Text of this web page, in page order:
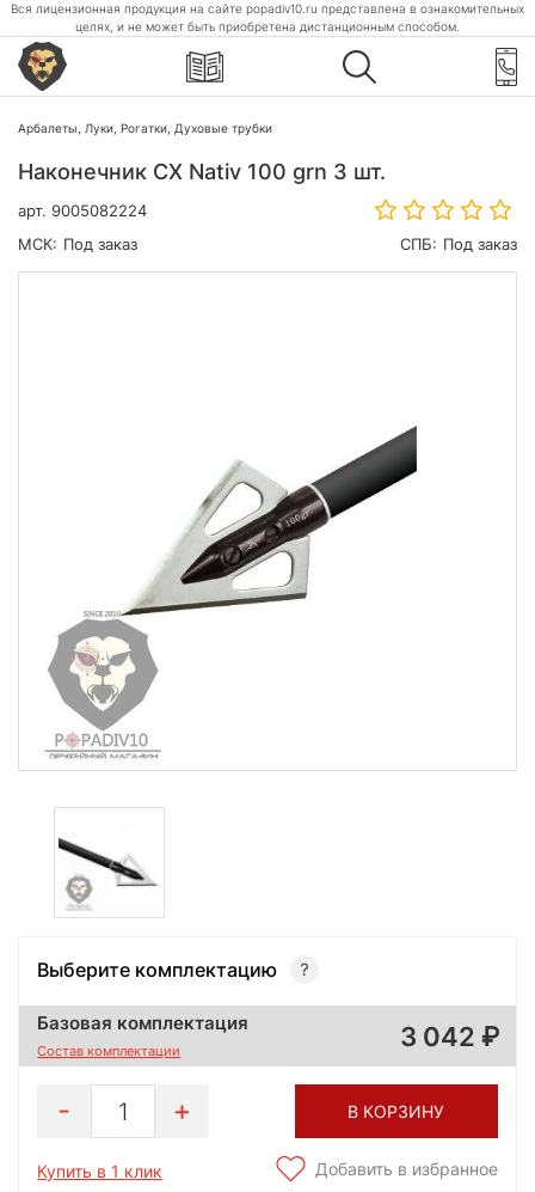
Вся лицензионная продукция на сайте popadiv10.ru представлена в ознакомительных
целях, и не может быть приобретена дистанционным способом.
Арбалеты, Луки, Рогатки, Духовые трубки
Наконечник CX Nativ 100 grn 3 шт.
арт. 9005082224
МСК: Под заказ СПБ: Под заказ
Выберите комплектацию
Базовая комплектация
Состав комплектации 3 042
1 В КОРЗИНУ
Купить в 1 клик
Добавить в избранное